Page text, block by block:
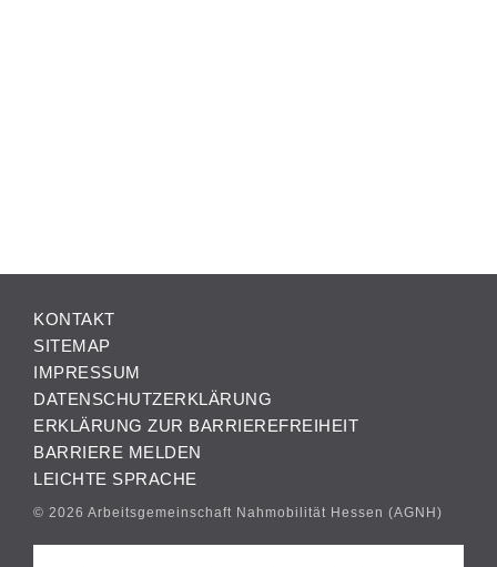
KONTAKT
SITEMAP
IMPRESSUM
DATENSCHUTZERKLÄRUNG
ERKLÄRUNG ZUR BARRIEREFREIHEIT
BARRIERE MELDEN
LEICHTE SPRACHE
© 2026 Arbeitsgemeinschaft Nahmobilität Hessen (AGNH)